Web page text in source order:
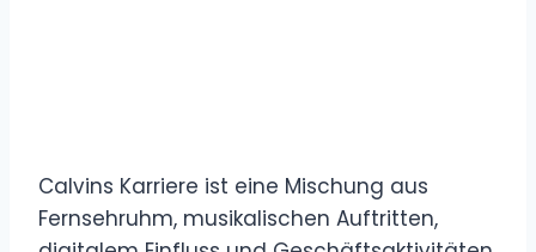
Calvins Karriere ist eine Mischung aus
Fernsehruhm, musikalischen Auftritten,